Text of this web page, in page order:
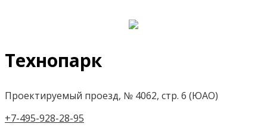
Технопарк
Проектируемый проезд, № 4062, стр. 6 (ЮАО)
+7-495-928-28-95